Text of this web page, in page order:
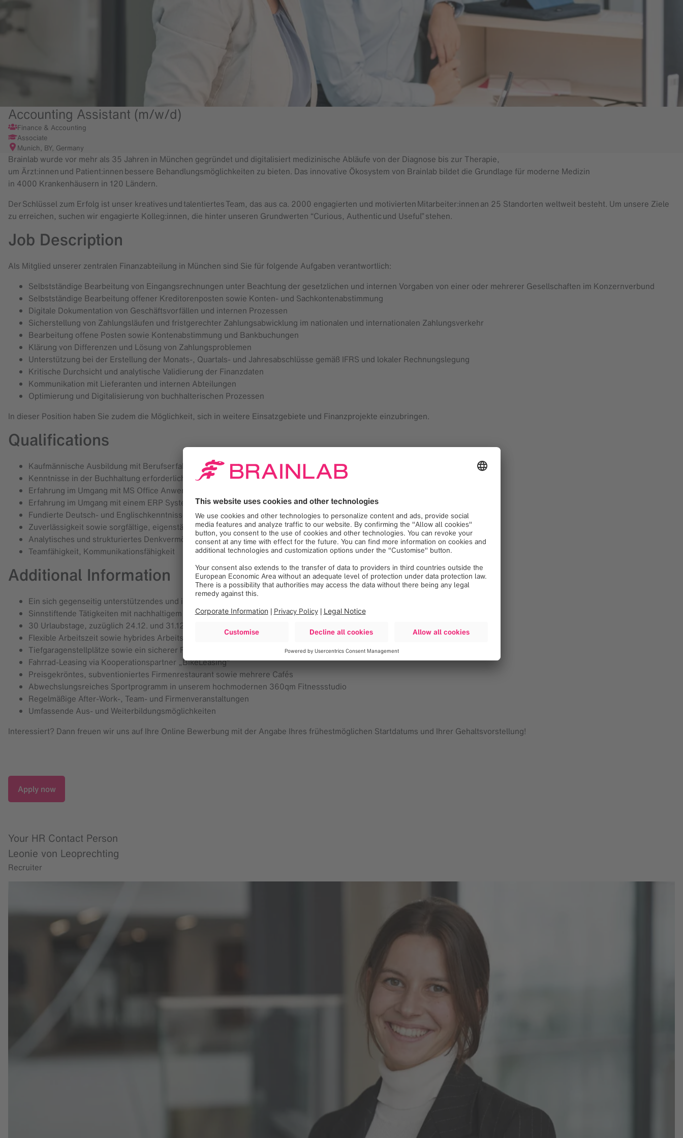
Accounting Assistant (m/w/d)
Finance & Accounting
Associate
Munich, BY, Germany
Brainlab wurde vor mehr als 35 Jahren in München gegründet und digitalisiert medizinische Abläufe von der Diagnose bis zur Therapie,
um Ärzt:innen und Patient:innen bessere Behandlungsmöglichkeiten zu bieten. Das innovative Ökosystem von Brainlab bildet die Grundlage für moderne Medizin
in 4000 Krankenhäusern in 120 Ländern.
Der Schlüssel zum Erfolg ist unser kreatives und talentiertes Team, das aus ca. 2000 engagierten und motivierten Mitarbeiter:innen an 25 Standorten weltweit besteht. Um unsere Ziele
zu erreichen, suchen wir engagierte Kolleg:innen, die hinter unseren Grundwerten “Curious, Authentic und Useful” stehen.
Job Description
Als Mitglied unserer zentralen Finanzabteilung in München sind Sie für folgende Aufgaben verantwortlich:
Selbstständige Bearbeitung von Eingangsrechnungen unter Beachtung der gesetzlichen und internen Vorgaben von einer oder mehrerer Gesellschaften im Konzernverbund
Selbstständige Bearbeitung offener Kreditorenposten sowie Konten- und Sachkontenabstimmung
Digitale Dokumentation von Geschäftsvorfällen und internen Prozessen
Sicherstellung von Zahlungsläufen und fristgerechter Zahlungsabwicklung im nationalen und internationalen Zahlungsverkehr
Bearbeitung offene Posten sowie Kontenabstimmung und Bankbuchungen
Klärung von Differenzen und Lösung von Zahlungsproblemen
Unterstützung bei der Erstellung der Monats-, Quartals- und Jahresabschlüsse gemäß IFRS und lokaler Rechnungslegung
Kritische Durchsicht und analytische Validierung der Finanzdaten
Kommunikation mit Lieferanten und internen Abteilungen
Optimierung und Digitalisierung von buchhalterischen Prozessen
In dieser Position haben Sie zudem die Möglichkeit, sich in weitere Einsatzgebiete und Finanzprojekte einzubringen.
Qualifications
Kaufmännische Ausbildung mit Berufserfahrung
Kenntnisse in der Buchhaltung erforderlich
Erfahrung im Umgang mit MS Office Anwendungen erforderlich
Erfahrung im Umgang mit einem ERP System (SAP) wünschenswert
Fundierte Deutsch- und Englischkenntnisse
Zuverlässigkeit sowie sorgfältige, eigenständige und zielorientierte Arbeitsweise
Analytisches und strukturiertes Denkvermögen
Teamfähigkeit, Kommunikationsfähigkeit
Additional Information
Ein sich gegenseitig unterstützendes und internationales Team
Sinnstiftende Tätigkeiten mit nachhaltigem Einfluss auf die Medizintechnik
30 Urlaubstage, zuzüglich 24.12. und 31.12.
Flexible Arbeitszeit sowie hybrides Arbeitsmodell innerhalb Deutschlands
Tiefgaragenstellplätze sowie ein sicherer Fahrradabstellraum
Fahrrad-Leasing via Kooperationspartner „BikeLeasing“
Preisgekröntes, subventioniertes Firmenrestaurant sowie mehrere Cafés
Abwechslungsreiches Sportprogramm in unserem hochmodernen 360qm Fitnessstudio
Regelmäßige After-Work-, Team- und Firmenveranstaltungen
Umfassende Aus- und Weiterbildungsmöglichkeiten
Interessiert? Dann freuen wir uns auf Ihre Online Bewerbung mit der Angabe Ihres frühestmöglichen Startdatums und Ihrer Gehaltsvorstellung!
Apply now
Your HR Contact Person
Leonie von Leoprechting
Recruiter